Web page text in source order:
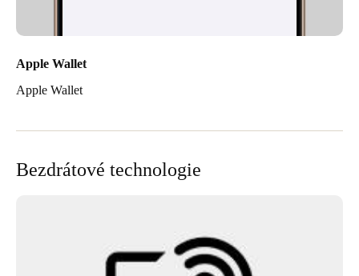
Apple Wallet
Apple Wallet
Bezdrátové technologie